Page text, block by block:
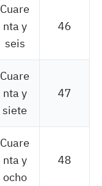
46
Cuare
nta y
seis
47
Cuare
nta y
siete
48
Cuare
nta y
ocho